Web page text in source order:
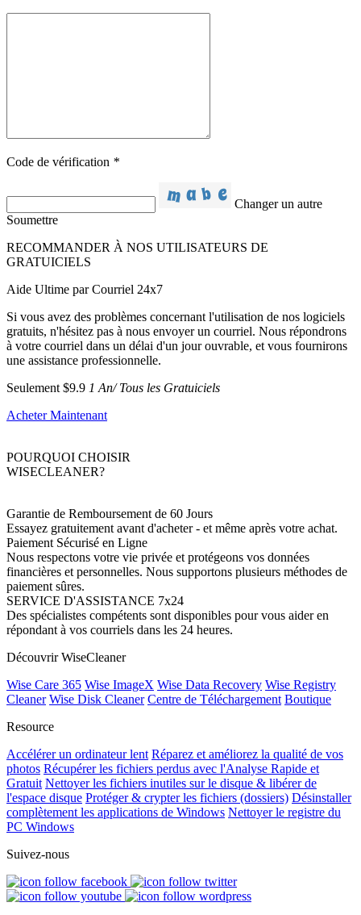
Code de vérification *
Changer un autre
Soumettre
RECOMMANDER À NOS UTILISATEURS DE
GRATUICIELS
Aide Ultime par Courriel 24x7
Si vous avez des problèmes concernant l'utilisation de nos logiciels
gratuits, n'hésitez pas à nous envoyer un courriel. Nous répondrons
à votre courriel dans un délai d'un jour ouvrable, et vous fournirons
une assistance professionnelle.
Seulement $9.9 1 An/ Tous les Gratuiciels
Acheter Maintenant
POURQUOI CHOISIR
WISECLEANER?
Garantie de Remboursement de 60 Jours
Essayez gratuitement avant d'acheter - et même après votre achat.
Paiement Sécurisé en Ligne
Nous respectons votre vie privée et protégeons vos données
financières et personnelles. Nous supportons plusieurs méthodes de
paiement sûres.
SERVICE D'ASSISTANCE 7x24
Des spécialistes compétents sont disponibles pour vous aider en
répondant à vos courriels dans les 24 heures.
Découvrir WiseCleaner
Wise Care 365 Wise ImageX Wise Data Recovery Wise Registry
Cleaner Wise Disk Cleaner Centre de Téléchargement Boutique
Resource
Accélérer un ordinateur lent Réparez et améliorez la qualité de vos
photos Récupérer les fichiers perdus avec l'Analyse Rapide et
Gratuit Nettoyer les fichiers inutiles sur le disque & libérer de
l'espace disque Protéger & crypter les fichiers (dossiers) Désinstaller
complètement les applications de Windows Nettoyer le registre du
PC Windows
Suivez-nous